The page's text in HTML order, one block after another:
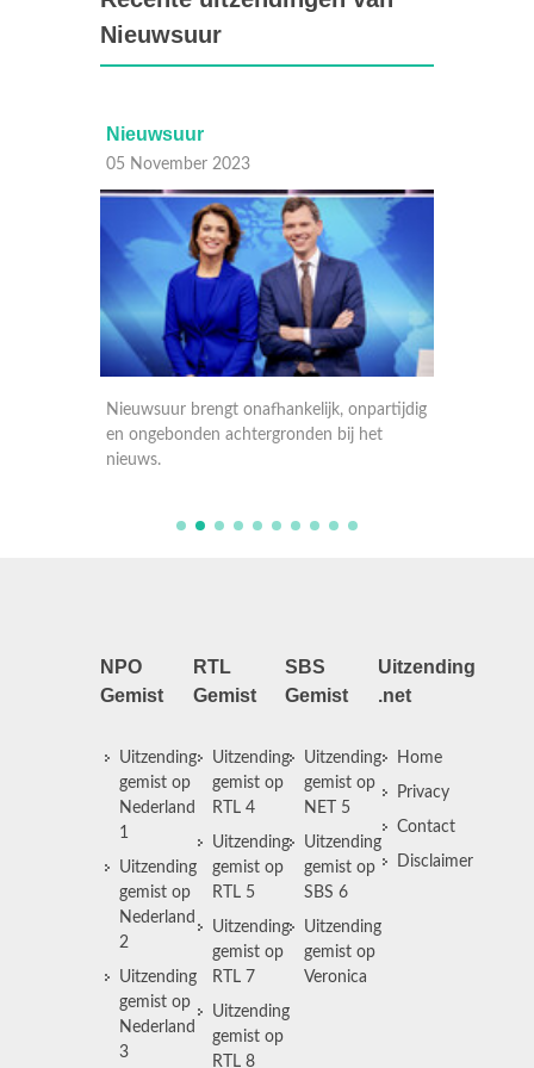
Nieuwsuur
Nieuwsuur
05 November 2023
Nieuwsuur brengt onafhankelijk, onpartijdig
en ongebonden achtergronden bij het
nieuws.
NPO
Gemist
Uitzending
gemist op
Nederland
1
Uitzending
gemist op
Nederland
2
Uitzending
gemist op
Nederland
3
RTL
Gemist
Uitzending
gemist op
RTL 4
Uitzending
gemist op
RTL 5
Uitzending
gemist op
RTL 7
Uitzending
gemist op
RTL 8
SBS
Gemist
Uitzending
gemist op
NET 5
Uitzending
gemist op
SBS 6
Uitzending
gemist op
Veronica
Uitzending
.net
Home
Privacy
Contact
Disclaimer